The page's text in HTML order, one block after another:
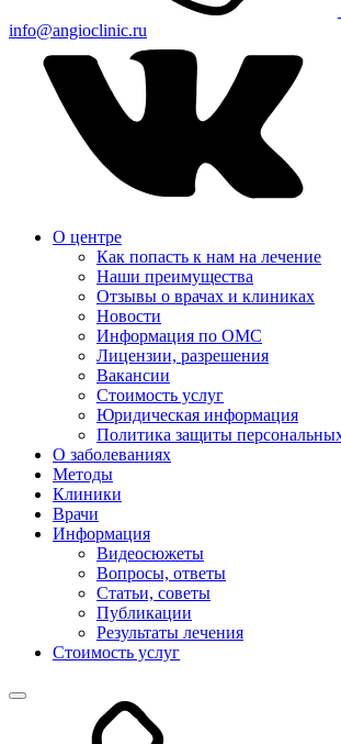
info@angioclinic.ru
О центре
Как попасть к нам на лечение
Наши преимущества
Отзывы о врачах и клиниках
Новости
Информация по ОМС
Лицензии, разрешения
Вакансии
Стоимость услуг
Юридическая информация
Политика защиты
О заболеваниях
Методы
Клиники
Врачи
Информация
Видеосюжеты
Вопросы, ответы
Статьи, советы
Публикации
Результаты лечения
Стоимость услуг